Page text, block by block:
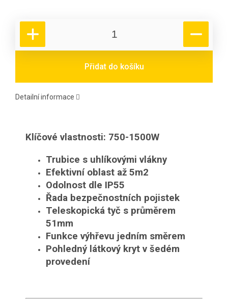
Přidat do košíku
Detailní informace
Klíčové vlastnosti: 750-1500W
Trubice s uhlíkovými vlákny
Efektivní oblast až 5m2
Odolnost dle IP55
Řada bezpečnostních pojistek
Teleskopická tyč s průměrem
51mm
Funkce výhřevu jedním směrem
Pohledný látkový kryt v šedém
provedení